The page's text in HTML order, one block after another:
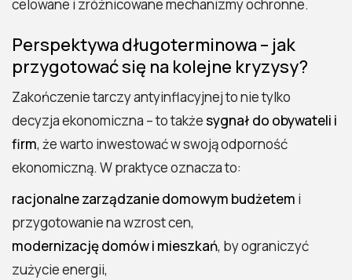
celowane i zróżnicowane mechanizmy ochronne.
Perspektywa długoterminowa – jak
przygotować się na kolejne kryzysy?
Zakończenie tarczy antyinflacyjnej to nie tylko
decyzja ekonomiczna – to takżesygnał do obywateli i
firm, że warto inwestować w swoją odporność
ekonomiczną. W praktyce oznacza to:
racjonalne zarządzanie domowym budżetem i
przygotowanie na wzrost cen,
modernizację domów i mieszkań, by ograniczyć
zużycie energii,